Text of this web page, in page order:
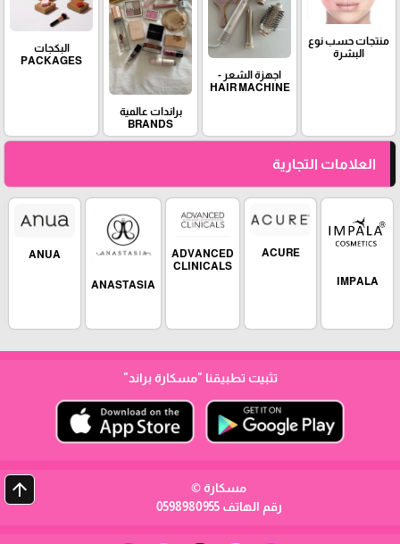
منتجات حسب نوع
البشرة
اجهزة الشعر -
HAIR MACHINE
براندات عالمية
BRANDS
البكجات
PACKAGES
العلامات التجارية
IMPALA
ACURE
ADVANCED
CLINICALS
ANASTASIA
ANUA
تثبيت تطبيقنا "مسكارة براند"
مسكارة ©
رقم الهاتف 0598980955
arrow_upward